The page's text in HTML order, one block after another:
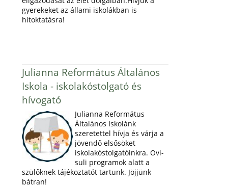
gyerekeket az állami iskolákban is
hitoktatásra!
Julianna Református Általános
Iskola - iskolakóstolgató és
hívogató
Julianna Református
Általános Iskolánk
szeretettel hívja és várja a
jövendő elsősöket
iskolakóstolgatóinkra. Ovi-
suli programok alatt a
szülőknek tájékoztatót tartunk. Jöjjünk
bátran!